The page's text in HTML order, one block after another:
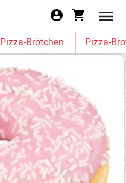
Pizza-Brötchen Pizza-